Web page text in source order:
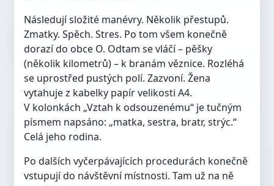
Následují složité manévry. Několik přestupů.
Zmatky. Spěch. Stres. Po tom všem konečně
dorazí do obce O. Odtam se vláčí – pěšky
(několik kilometrů) – k branám věznice. Rozléhá
se uprostřed pustých polí. Zazvoní. Žena
vytahuje z kabelky papír velikosti A4.
V kolonkách „Vztah k odsouzenému“ je tučným
písmem napsáno: „matka, sestra, bratr, strýc.“
Celá jeho rodina.
Po dalších vyčerpávajících procedurách konečně
vstupují do návštěvní místnosti. Tam už na ně